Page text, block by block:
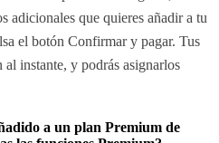
adicionales que quieres añadir a tu
el botón Confirmar y pagar. Tus
al instante, y podrás asignarlos
a un plan Premium de